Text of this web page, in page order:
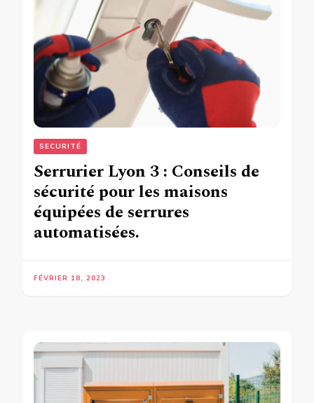
SECURITÉ
Serrurier Lyon 3 : Conseils de
sécurité pour les maisons
équipées de serrures
automatisées.
FÉVRIER 18, 2023